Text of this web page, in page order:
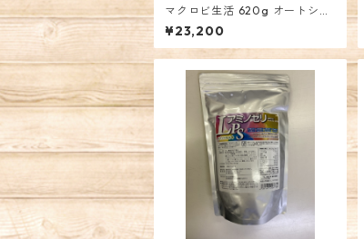
マクロビ生活 620g オートシッ
プ
¥23,200